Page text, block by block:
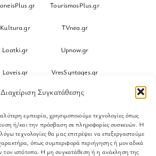
Διαχείριση Συγκατάθεσης
εμπειρία, χρησιμοποιούμε τεχνολογίες όπως
ή/και την πρόσβαση σε πληροφορίες συσκευών. Η
τεχνολογίες θα μας επιτρέψει να επεξεργαστούμε
όπως συμπεριφορά περιήγησης ή μοναδικά
τον ιστότοπο. Η μη συγκατάθεση ή η ανάκληση της
TourismosPlus.gr
Kultura.gr TVnea.gr
Loatki.gr Upnow.gr
Loveis.gr VresSyntages.gr
Xristianika.gr
ZoumeKalytera.gr
ZoumeSpiti.gr